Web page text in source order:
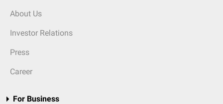
About Us
Investor Relations
Press
Career
For Business